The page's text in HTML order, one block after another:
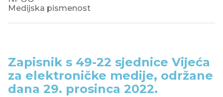
Medijska pismenost
Zapisnik s 49-22 sjednice Vijeća
za elektroničke medije, održane
dana 29. prosinca 2022.